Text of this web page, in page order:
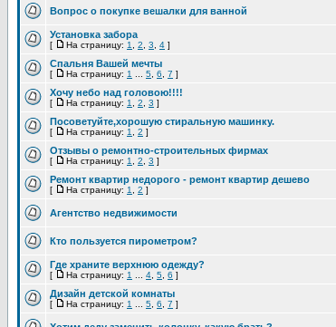
Вопрос о покупке вешалки для ванной
Установка забора
[ На страницу: 1 2 3 4 ]
Спальня Вашей мечты
[ На страницу: 1 5 6 7 ]
Хочу небо над головою!!!!
[ На страницу: 1 2 3 ]
Посоветуйте,хорошую стиральную машинку.
[ На страницу: 1 2 ]
Отзывы о ремонтно-строительных фирмах
[ На страницу: 1 2 3 ]
Ремонт квартир недорого - ремонт квартир дешево
[ На страницу: 1 2 ]
Агентство недвижимости
Кто пользуется пирометром?
Где храните верхнюю одежду?
[ На страницу: 1 4 5 6 ]
Дизайн детской комнаты
[ На страницу: 1 5 6 7 ]